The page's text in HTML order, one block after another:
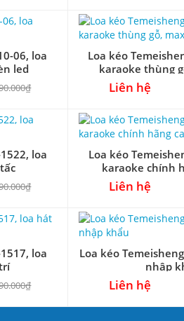
06, loa
led
Loa kéo
karaoke thùng
Liên hệ
loa
Loa kéo
karaoke chính
Liên hệ
loa
Loa kéo
nhập
Liên hệ